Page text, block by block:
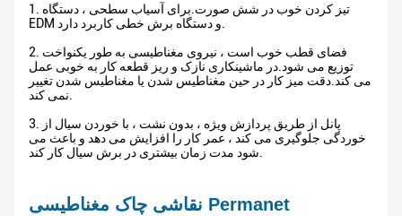
1. تیز کردن خوب در شش صورت.برای آسیاب سطحی ، دستگاه
EDM و دستگاه برش خطی کاربرد دارد.
2. فضای قطب خوب است ، نیروی مغناطیسی به طور یکنواخت
توزیع می شود.در ماشینکاری نازک و ریز قطعه کار به خوبی عمل
می کند.دقت میز کار در حین مغناطیس شدن یا مغناطیس شدن تغییر
نمی کند.
3. پانل از طریق پردازش ویژه ، بدون نشت ، با خوردن سیال از
خوردگی جلوگیری می کند ، عمر کار را افزایش می دهد و باعث می
شود مدت زمان بیشتری در برش سیال کار کند.
نقاشی چاک مغناطیسی Permanet